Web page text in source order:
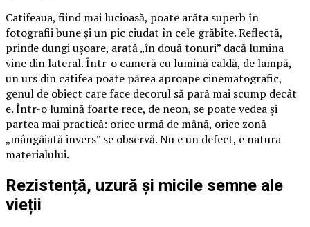
Catifeaua, fiind mai lucioasă, poate arăta superb în
fotografii bune și un pic ciudat în cele grăbite. Reflectă,
prinde dungi ușoare, arată „în două tonuri” dacă lumina
vine din lateral. Într-o cameră cu lumină caldă, de lampă,
un urs din catifea poate părea aproape cinematografic,
genul de obiect care face decorul să pară mai scump decât
e. Într-o lumină foarte rece, de neon, se poate vedea și
partea mai practică: orice urmă de mână, orice zonă
„mângâiată invers” se observă. Nu e un defect, e natura
materialului.
Rezistență, uzură și micile semne ale
vieții